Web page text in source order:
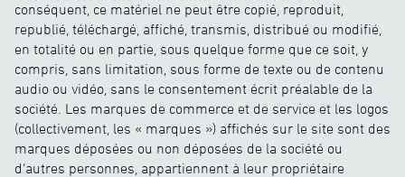
conséquent, ce matériel ne peut être copié, reproduit,
republié, téléchargé, affiché, transmis, distribué ou modifié,
en totalité ou en partie, sous quelque forme que ce soit, y
compris, sans limitation, sous forme de texte ou de contenu
audio ou vidéo, sans le consentement écrit préalable de la
société. Les marques de commerce et de service et les logos
(collectivement, les « marques ») affichés sur le site sont des
marques déposées ou non déposées de la société ou
d’autres personnes, appartiennent à leur propriétaire